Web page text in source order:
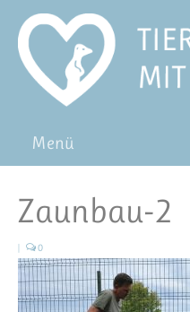
Menü
Pat*in werden
Patenschaft verschenken
Blog
Zaunbau-2
| 0